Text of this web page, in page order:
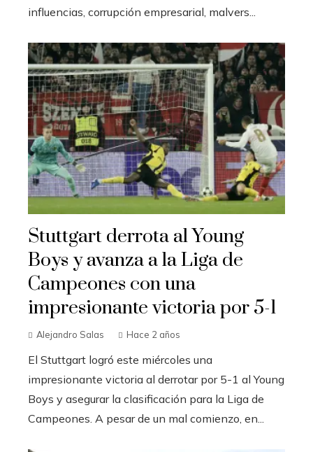
influencias, corrupción empresarial, malvers...
Stuttgart derrota al Young
Boys y avanza a la Liga de
Campeones con una
impresionante victoria por 5-1
Alejandro Salas Hace 2 años
El Stuttgart logró este miércoles una
impresionante victoria al derrotar por 5-1 al Young
Boys y asegurar la clasificación para la Liga de
Campeones. A pesar de un mal comienzo, en...